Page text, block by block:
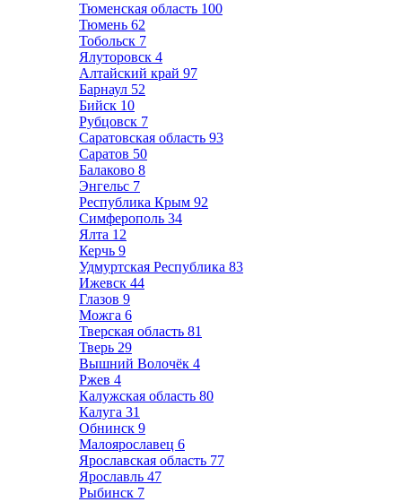
Тюменская область 100
Тюмень 62
Тобольск 7
Ялуторовск 4
Алтайский край 97
Барнаул 52
Бийск 10
Рубцовск 7
Саратовская область 93
Саратов 50
Балаково 8
Энгельс 7
Республика Крым 92
Симферополь 34
Ялта 12
Керчь 9
Удмуртская Республика 83
Ижевск 44
Глазов 9
Можга 6
Тверская область 81
Тверь 29
Вышний Волочёк 4
Ржев 4
Калужская область 80
Калуга 31
Обнинск 9
Малоярославец 6
Ярославская область 77
Ярославль 47
Рыбинск 7